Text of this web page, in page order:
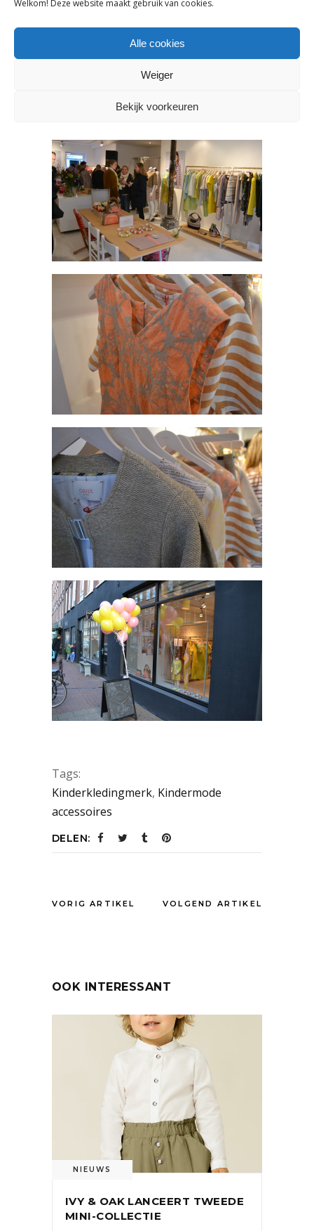
Welkom! Deze website maakt gebruik van cookies.
Alle cookies
Weiger
Bekijk voorkeuren
Tags:
Kinderkledingmerk, Kindermode
accessoires
DELEN:
VORIG ARTIKEL VOLGEND ARTIKEL
OOK INTERESSANT
NIEUWS
IVY & OAK LANCEERT TWEEDE
MINI-COLLECTIE